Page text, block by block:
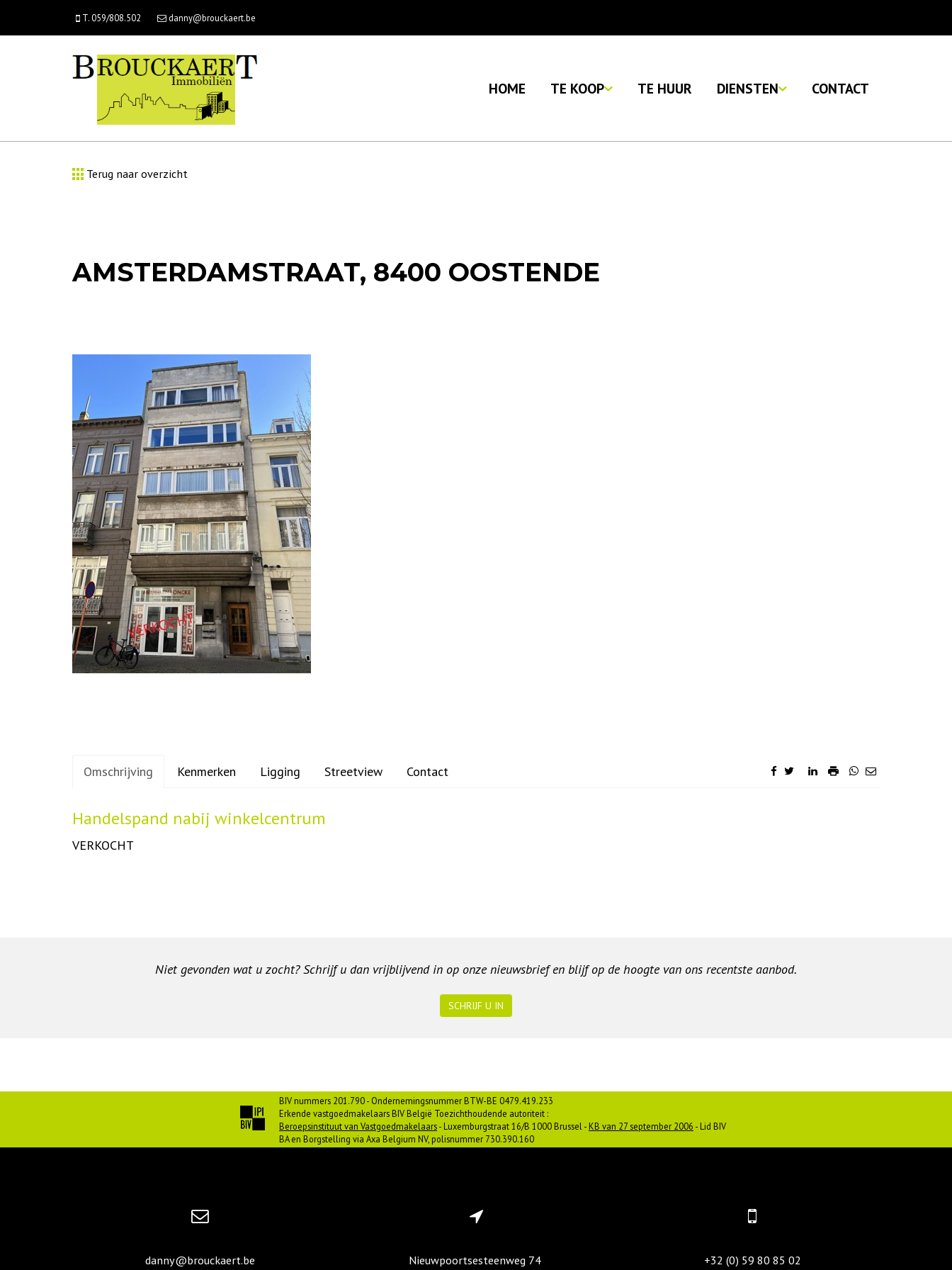
T. 059/808.502 danny@brouckaert.be
HOME TE KOOP TE HUUR DIENSTEN CONTACT
Terug naar overzicht
AMSTERDAMSTRAAT, 8400 OOSTENDE
Omschrijving Kenmerken Ligging Streetview Contact
Omschrijving
Handelspand nabij winkelcentrum
VERKOCHT
Niet gevonden wat u zocht? Schrijf u dan vrijblijvend in op onze nieuwsbrief en blijf op de hoogte van ons recentste aanbod.
SCHRIJF U IN
BIV nummers 201.790 - Ondernemingsnummer BTW-BE 0479.419.233
Erkende vastgoedmakelaars BIV België Toezichthoudende autoriteit :
Beroepsinstituut van Vastgoedmakelaars- Luxemburgstraat 16/B 1000 Brussel -KB van 27 september 2006 - Lid BIV
BA en Borgstelling via Axa Belgium NV, polisnummer 730.390.160
danny@brouckaert.be Nieuwpoortsesteenweg 74 +32 (0) 59 80 85 02